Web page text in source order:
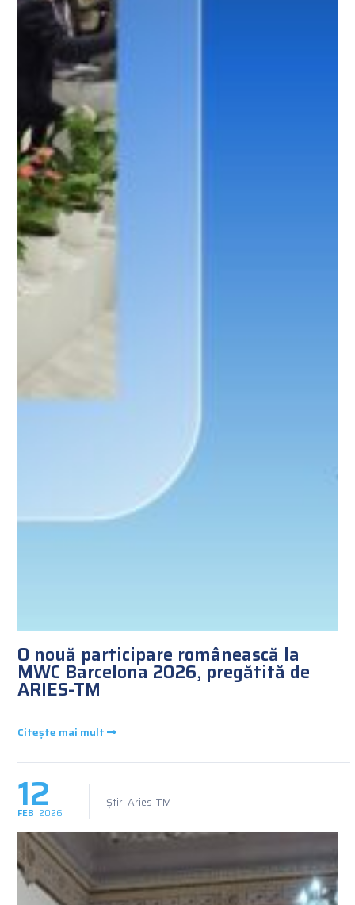
O nouă participare românească la
MWC Barcelona 2026, pregătită de
ARIES-TM
Citește mai mult
12
FEB 2026
Știri Aries-TM